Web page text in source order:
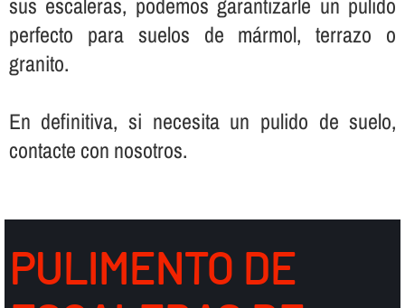
perfecto para suelos de mármol, terrazo o
granito.
En definitiva, si necesita un pulido de suelo,
contacte con nosotros.
PULIMENTO DE